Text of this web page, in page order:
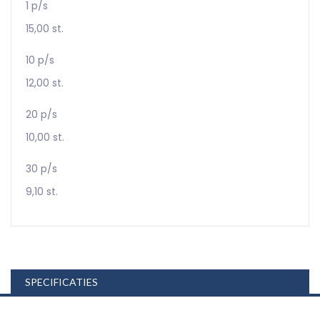
1 p/s
15,00 st.
10 p/s
12,00 st.
20 p/s
10,00 st.
30 p/s
9,10 st.
SPECIFICATIES